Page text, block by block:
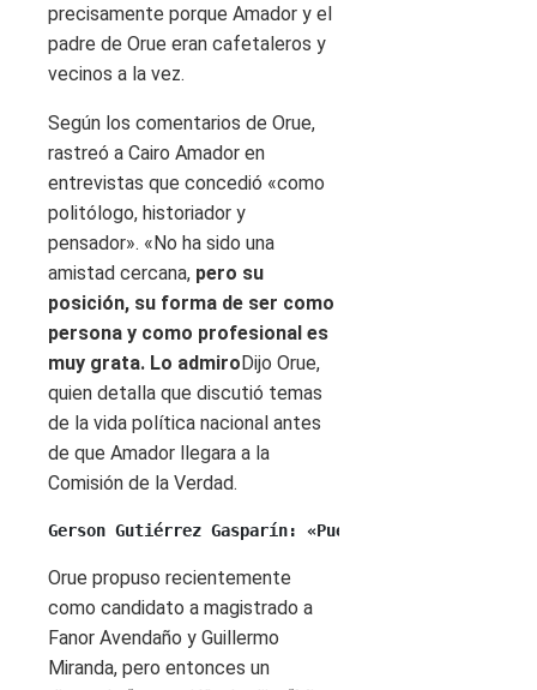
precisamente porque Amador y el
padre de Orue eran cafetaleros y
vecinos a la vez.
Según los comentarios de Orue,
rastreó a Cairo Amador en
entrevistas que concedió «como
politólogo, historiador y
pensador». «No ha sido una
amistad cercana, pero su
posición, su forma de ser como
persona y como profesional es
muy grata. Lo admiroDijo Orue,
quien detalla que discutió temas
de la vida política nacional antes
de que Amador llegara a la
Comisión de la Verdad.
Gerson Gutiérrez Gasparín: «Puedo ser mejor que
Orue propuso recientemente
como candidato a magistrado a
Fanor Avendaño y Guillermo
Miranda, pero entonces un